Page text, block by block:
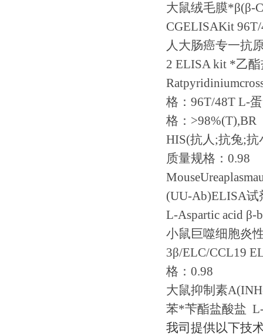
大鼠绒毛膜*β(β-
CGELISAKit
人大肠癌专一抗
2 ELISA kit *乙
格： 96T/48T L-
格： >98%(T),BR
HIS(抗人;抗兔;抗
质量规格： 0.98
(UU-Ab)ELISA试
L-Aspartic acid β-
小鼠巨噬细胞炎
3β/ELC/CCL19
格： 0.98
大鼠抑制素
苯*苄酯盐酸盐
我司提供以下技